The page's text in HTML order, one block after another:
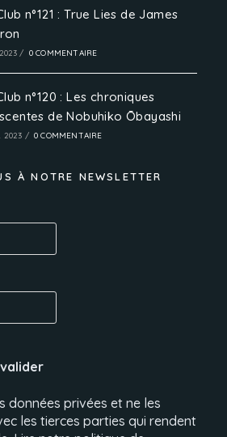
n°121 : True Lies de James
/ 0 COMMENTAIRE
n°120 : Les chroniques
de Nobuhiko Ōbayashi
2023 / 0 COMMENTAIRE
À NOTRE NEWSLETTER
données privées et ne les
les tierces parties qui rendent